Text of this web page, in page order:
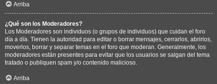
Arriba
¿Qué son los Moderadores?
Los Moderadores son individuos (o grupos de individuos) que cuidan el foro
día a día. Tienen la autoridad para editar o borrar mensajes, cerrarlos, abrirlos,
moverlos, borrar y separar temas en el foro que moderan. Generalmente, los
moderadores están presentes para evitar que los usuarios se salgan del tema
tratado o publiquen spam y/o contenido malicioso.
Arriba